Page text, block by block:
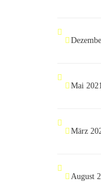
Mai
März
August